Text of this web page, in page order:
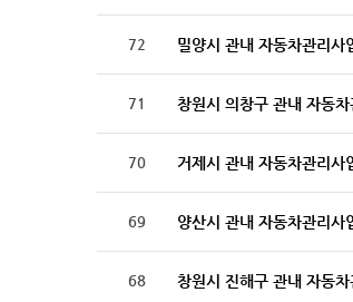
72 밀양시 관내 자동차관리사
71 창원시 의창구 관내 자동
70 거제시 관내 자동차관리
69 양산시 관내 자동차관리사
68 창원시 진해구 관내 자동